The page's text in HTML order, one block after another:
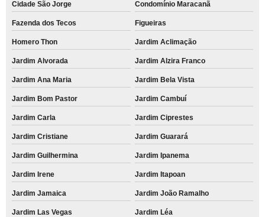
Cidade São Jorge Condomínio Maracanã
Fazenda dos Tecos Figueiras
Homero Thon Jardim Aclimação
Jardim Alvorada Jardim Alzira Franco
Jardim Ana Maria Jardim Bela Vista
Jardim Bom Pastor Jardim Cambuí
Jardim Carla Jardim Ciprestes
Jardim Cristiane Jardim Guarará
Jardim Guilhermina Jardim Ipanema
Jardim Irene Jardim Itapoan
Jardim Jamaica Jardim João Ramalho
Jardim Las Vegas Jardim Léa